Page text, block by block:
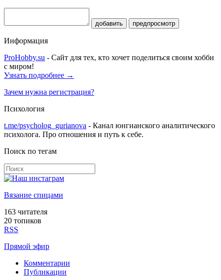
добавить предпросмотр
Информация
ProHobby.su - Сайт для тех, кто хочет поделиться своим хобби
с миром!
Узнать подробнее →
Зачем нужна регистрация?
Психология
t.me/psycholog_gurianova - Канал юнгианского аналитического
психолога. Про отношения и путь к себе.
Поиск по тегам
Вязание спицами
163 читателя
20 топиков
RSS
Прямой эфир
Комментарии
Публикации